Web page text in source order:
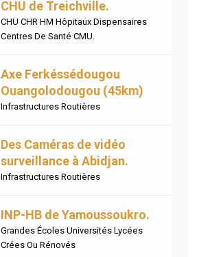
CHU de Treichville.
CHU CHR HM Hôpitaux Dispensaires
Centres De Santé CMU.
Axe Ferkéssédougou
Ouangolodougou (45km)
Infrastructures Routières
Des Caméras de vidéo
surveillance à Abidjan.
Infrastructures Routières
INP-HB de Yamoussoukro.
Grandes Écoles Universités Lycées
Crées Ou Rénovés